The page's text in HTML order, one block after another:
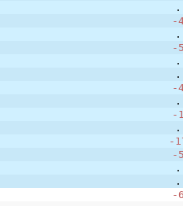
.
-
.
-
.
.
-
.
-
.
-
-
.
.
-